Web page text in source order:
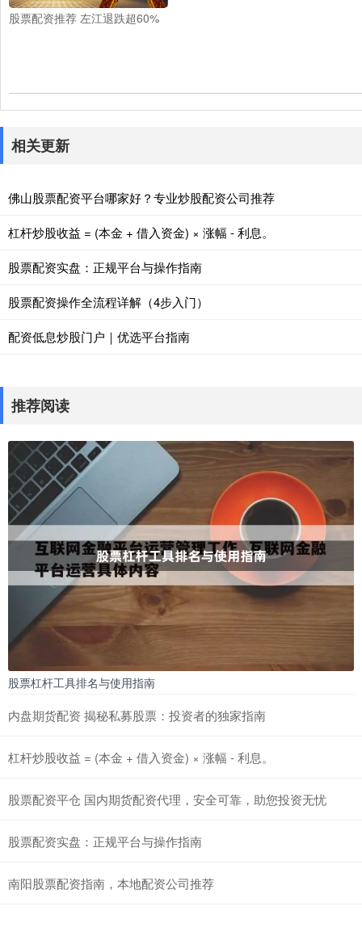
股票配资推荐 左江退跌超60%
相关更新
佛山股票配资平台哪家好？专业炒股配资公司推荐
杠杆炒股收益 = (本金 + 借入资金) × 涨幅 - 利息。
股票配资实盘：正规平台与操作指南
股票配资操作全流程详解（4步入门）
配资低息炒股门户｜优选平台指南
推荐阅读
股票杠杆工具排名与使用指南
内盘期货配资 揭秘私募股票：投资者的独家指南
杠杆炒股收益 = (本金 + 借入资金) × 涨幅 - 利息。
股票配资平仓 国内期货配资代理，安全可靠，助您投资无忧
股票配资实盘：正规平台与操作指南
南阳股票配资指南，本地配资公司推荐